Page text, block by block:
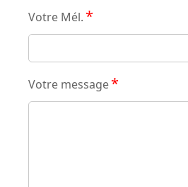
Votre Mél. *
Votre message*